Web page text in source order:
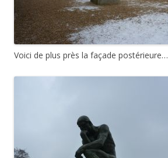
Voici de plus près la façade postérieure…